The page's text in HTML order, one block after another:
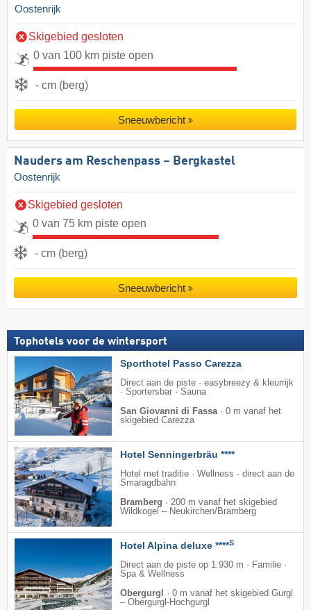
Oostenrijk
Skigebied gesloten
0 van 100 km piste open
- cm (berg)
Sneeuwbericht
Nauders am Reschenpass – Bergkastel
Oostenrijk
Skigebied gesloten
0 van 75 km piste open
- cm (berg)
Sneeuwbericht
Tophotels voor de wintersport
Sporthotel Passo Carezza
Direct aan de piste · easybreezy & kleurrijk
· Sportersbar · Sauna
San Giovanni di Fassa· 0 m vanaf het
skigebied Carezza
Hotel Senningerbräu ****
Hotel met traditie · Wellness · direct aan de
Smaragdbahn
Bramberg · 200 m vanaf het skigebied
Wildkogel – Neukirchen/​Bramberg
Hotel Alpina deluxe ****S
Direct aan de piste op 1.930 m · Familie ·
Spa & Wellness
Obergurgl
· 0 m vanaf het skigebied Gurgl
– Obergurgl-Hochgurgl